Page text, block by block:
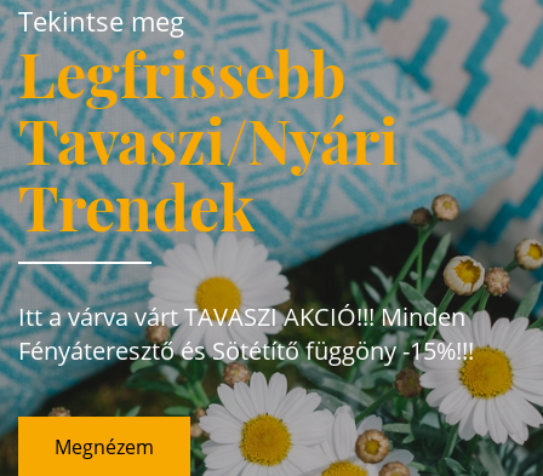
Tekintse meg
Legfrissebb
Tavaszi/Nyári
Trendek
Itt a várva várt TAVASZI AKCIÓ!!! Minden
Fényáteresztő és Sötétítő függöny -15%!!!
Megnézem